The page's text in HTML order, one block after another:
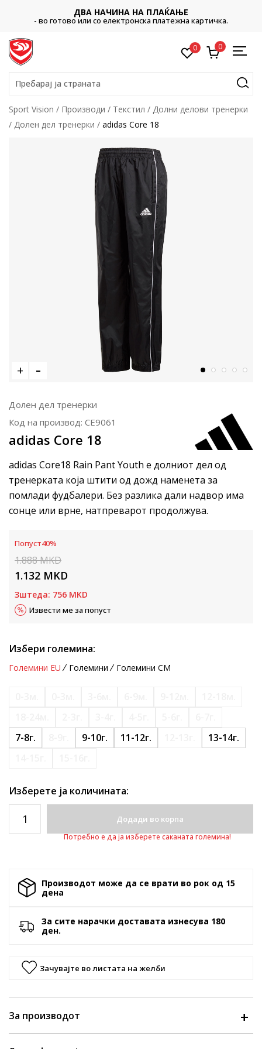
ДВА НАЧИНА НА ПЛАЌАЊЕ
- во готово или со електронска платежна картичка.
0 0
Пребарај ја страната
Sport Vision Производи Текстил
Долни делови тренерки
Долен дел тренерки
adidas Core 18
Долен дел тренерки
Код на производ: CE9061
adidas Core 18
adidas Core18 Rain Pant Youth е долниот дел од
тренерката која штити од дожд наменета за
помлади фудбалери. Без разлика дали надвор има
сонце или врне, натпреварот продолжува.
Попуст40%
1.888MKD
1.132 MKD
Зштеда: 756 MKD
Извести ме за попуст
Избери големина:
Големини EU Големини Големини CM
7-8г.
9-10г. 11-12г.
13-14г.
Изберете ја количината:
Додади во корпа
Потребно е да ја изберете саканата големина!
Производот може да се врати во рок од 15
денa
За сите нарачки доставата изнесува 180
ден.
Зачувајте во листата на желби
За производот